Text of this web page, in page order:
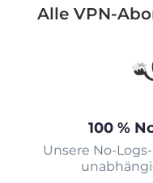
Alle VPN-
100 %
Unsere No-